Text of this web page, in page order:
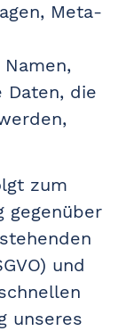
Meta-
Daten, die
zum
gegenüber
und
unseres